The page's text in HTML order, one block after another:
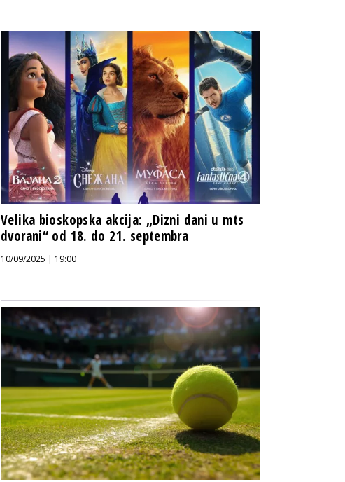
Velika bioskopska akcija: „Dizni dani u mts
dvorani“ od 18. do 21. septembra
10/09/2025 | 19:00